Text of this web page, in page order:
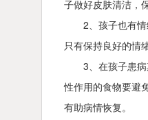
子做好皮肤清洁，
2、孩子也有
只有保持良好的情
3、在孩子患
性作用的食物要避
有助病情恢复。